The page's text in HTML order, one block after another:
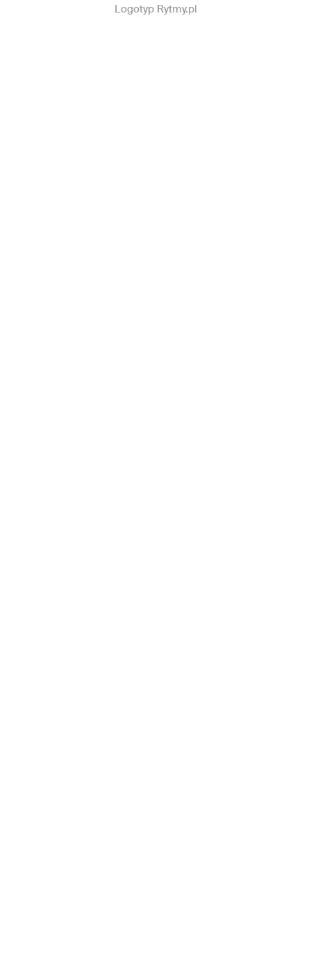
Logotyp Rytmy.pl